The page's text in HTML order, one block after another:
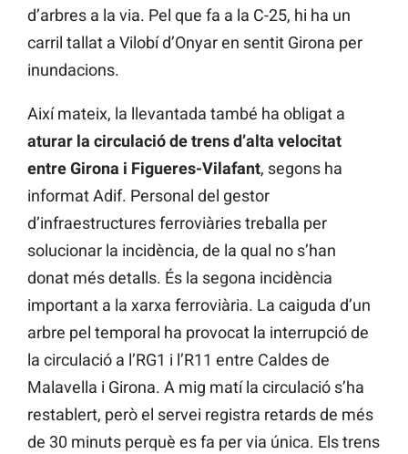
d’arbres a la via. Pel que fa a la C-25, hi ha un
carril tallat a Vilobí d’Onyar en sentit Girona per
inundacions.
Així mateix, la llevantada també ha obligat a
aturar la circulació de trens d’alta velocitat
entre Girona i Figueres-Vilafant, segons ha
informat Adif. Personal del gestor
d’infraestructures ferroviàries treballa per
solucionar la incidència, de la qual no s’han
donat més detalls. És la segona incidència
important a la xarxa ferroviària. La caiguda d’un
arbre pel temporal ha provocat la interrupció de
la circulació a l’RG1 i l’R11 entre Caldes de
Malavella i Girona. A mig matí la circulació s’ha
restablert, però el servei registra retards de més
de 30 minuts perquè es fa per via única. Els trens